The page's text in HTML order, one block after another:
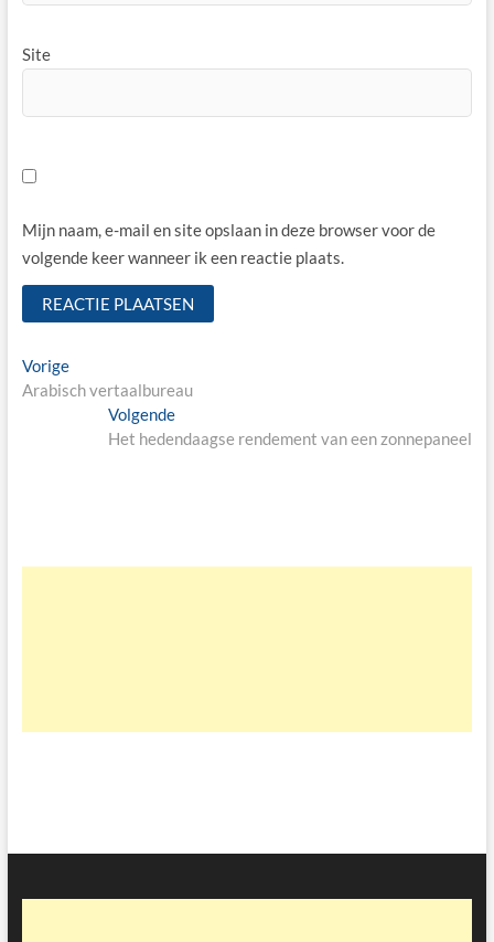
Site
Mijn naam, e-mail en site opslaan in deze browser voor de
volgende keer wanneer ik een reactie plaats.
Bericht
navigatie
VorigeVorige
bericht:
Arabisch vertaalbureau
VolgendeVolgende
bericht:
Het hedendaagse rendement van een zonnepaneel